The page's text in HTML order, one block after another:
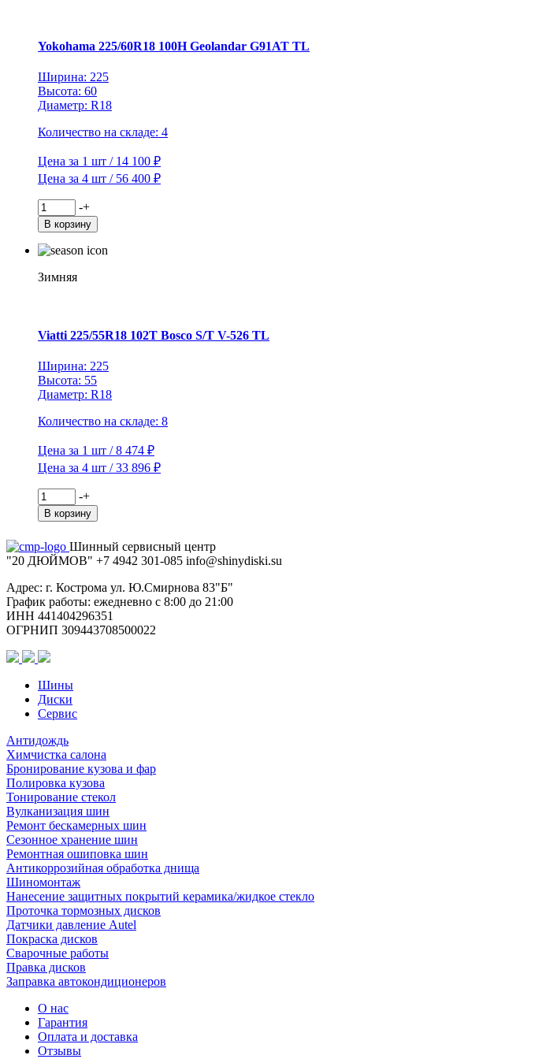
TL
Yokohama 225/60R18 100H Geolandar G91AT TL
Ширина: 225
Высота: 60
Диаметр: R18
Количество на складе: 4
Цена за 1 шт / 14 100 ₽
Цена за 4 шт / 56 400 ₽
Количество
товара
Yokohama
225/60R18
Geolandar
-+
В корзину
Зимняя
Viatti 225/55R18 102T Bosco S/T V-526 TL
Ширина: 225
Высота: 55
Диаметр: R18
Количество на складе: 8
Цена за 1 шт / 8 474 ₽
Цена за 4 шт / 33 896 ₽
Количество
товара
Viatti
102T
Bosco
V-
526
TL
-+
В корзину
Шинный сервисный центр
"20 ДЮЙМОВ" +7 4942 301-085 info@shinydiski.su
Адрес: г. Кострома ул. Ю.Смирнова 83"Б"
График работы: ежедневно с 8:00 до 21:00
ИНН 441404296351
ОГРНИП 309443708500022
Шины
Диски
Сервис
Антидождь
Химчистка салона
Бронирование кузова и фар
Полировка кузова
Тонирование стекол
Вулканизация шин
Ремонт бескамерных шин
Сезонное хранение шин
Ремонтная ошиповка шин
Антикоррозийная обработка днища
Шиномонтаж
Нанесение защитных покрытий керамика/жидкое стекло
Проточка тормозных дисков
Датчики давление Autel
Покраска дисков
Сварочные работы
Правка дисков
Заправка автокондиционеров
О нас
Гарантия
Оплата и доставка
Отзывы